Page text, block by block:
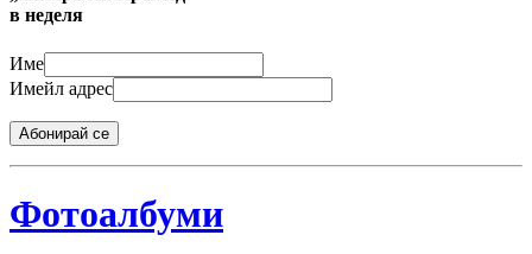
в неделя
Име
Имейл адрес
Абонирай се
Фотоалбуми